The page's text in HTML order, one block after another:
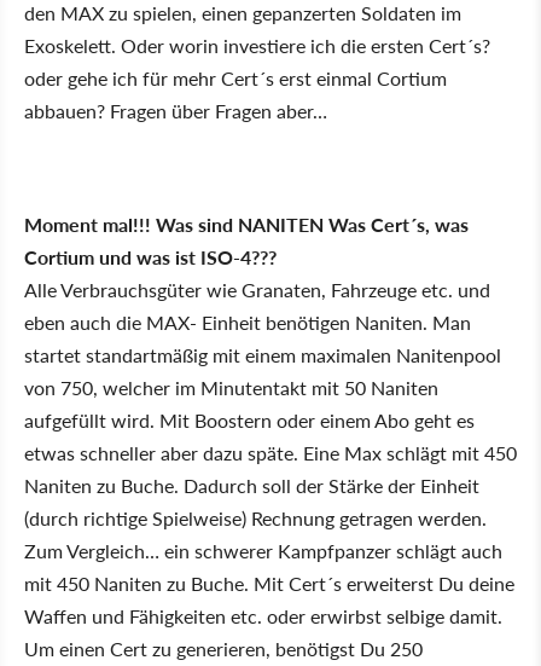
den MAX zu spielen, einen gepanzerten Soldaten im
Exoskelett. Oder worin investiere ich die ersten Cert´s?
oder gehe ich für mehr Cert´s erst einmal Cortium
abbauen? Fragen über Fragen aber…
Moment mal!!! Was sind NANITEN Was Cert´s, was
Cortium und was ist ISO-4???
Alle Verbrauchsgüter wie Granaten, Fahrzeuge etc. und
eben auch die MAX- Einheit benötigen Naniten. Man
startet standartmäßig mit einem maximalen Nanitenpool
von 750, welcher im Minutentakt mit 50 Naniten
aufgefüllt wird. Mit Boostern oder einem Abo geht es
etwas schneller aber dazu späte. Eine Max schlägt mit 450
Naniten zu Buche. Dadurch soll der Stärke der Einheit
(durch richtige Spielweise) Rechnung getragen werden.
Zum Vergleich… ein schwerer Kampfpanzer schlägt auch
mit 450 Naniten zu Buche. Mit Cert´s erweiterst Du deine
Waffen und Fähigkeiten etc. oder erwirbst selbige damit.
Um einen Cert zu generieren, benötigst Du 250